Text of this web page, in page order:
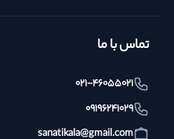
تماس با ما
021-46055021
09196241029
sanatikala@gmail.com